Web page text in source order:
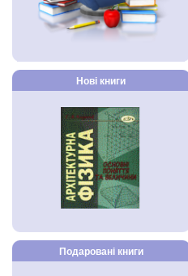
Нові книги
Подаровані книги